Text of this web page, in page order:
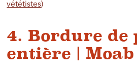
vététistes)
4. Bordure de
entière | Moab